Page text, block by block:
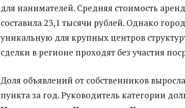
для нанимателей. Средняя стоимость
составила 23,1 тысячи рублей. Однако
уникальную для крупных центров
сделки в регионе проходят без участия
Доля объявлений от собственников
пункта за год. Руководитель категории